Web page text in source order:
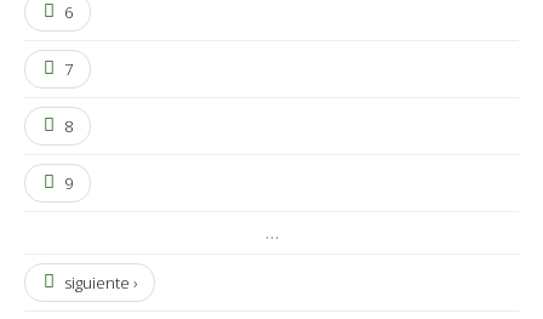
6
7
8
9
…
siguiente ›